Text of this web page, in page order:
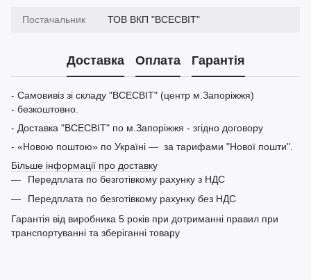
Постачальник ТОВ ВКП "ВСЕСВІТ"
Доставка Оплата Гарантія
- Самовивіз зі складу "ВСЕСВІТ" (центр м.Запоріжжя)
- безкоштовно.
- Доставка "ВСЕСВІТ" по м.Запоріжжя - згідно договору
- «Новою поштою» по Україні — за тарифами "Нової пошти".
Більше інформації про доставку
Передплата по безготівкому рахунку з НДС
Передплата по безготівкому рахунку без НДС
Гарантія від виробника 5 років при дотриманні правил при
транспортуванні та зберіганні товару